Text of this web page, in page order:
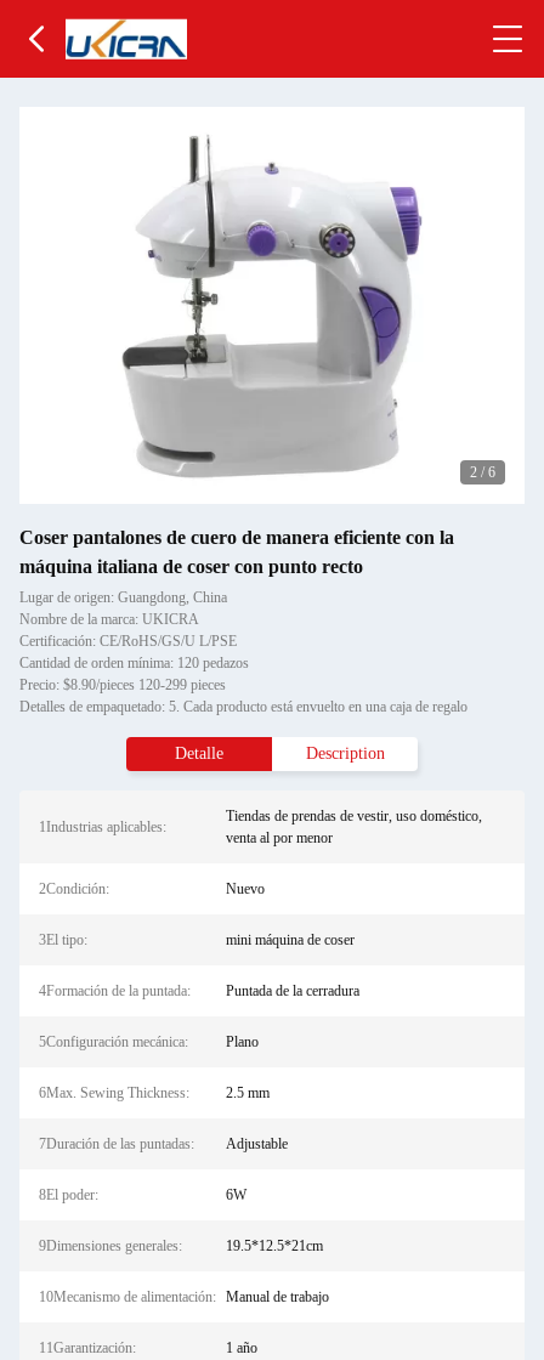
2 / 6
Coser pantalones de cuero de manera eficiente con la
máquina italiana de coser con punto recto
Lugar de origen: Guangdong, China
Nombre de la marca: UKICRA
Certificación: CE/RoHS/GS/U L/PSE
Cantidad de orden mínima: 120 pedazos
Precio: $8.90/pieces 120-299 pieces
Detalles de empaquetado: 5. Cada producto está envuelto en una caja de regalo
Detalle Description
1Industrias aplicables:
Tiendas de prendas de vestir, uso doméstico,
venta al por menor
2Condición: Nuevo
3El tipo: mini máquina de coser
4Formación de la puntada: Puntada de la cerradura
5Configuración mecánica: Plano
6Max. Sewing Thickness: 2.5 mm
7Duración de las puntadas: Adjustable
8El poder: 6W
9Dimensiones generales: 19.5*12.5*21cm
10Mecanismo de alimentación: Manual de trabajo
11Garantización: 1 año